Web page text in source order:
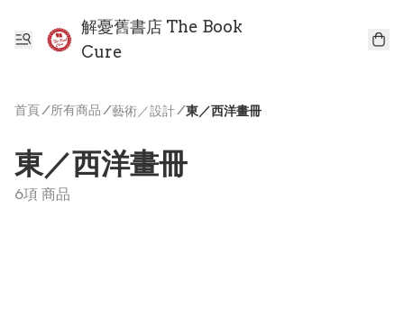
解憂舊書店 The Book
Cure
首頁/ 所有商品 /藝術／設計/東／西洋畫冊
東／西洋畫冊
6項 商品